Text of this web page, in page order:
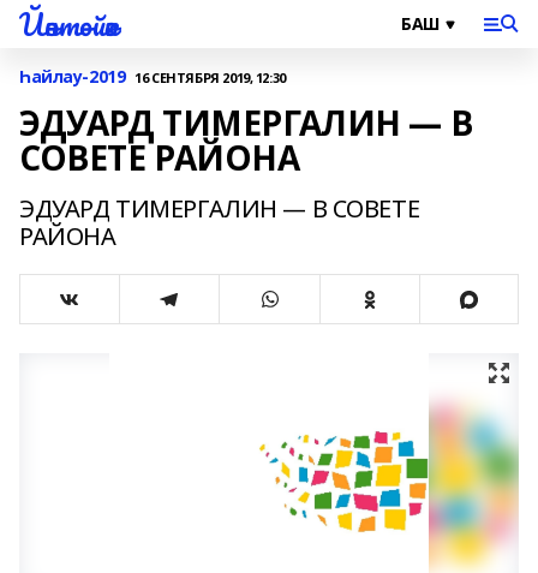
Йәнтөйәк
Һайлау-2019 16 СЕНТЯБРЯ 2019, 12:30
ЭДУАРД ТИМЕРГАЛИН — В
СОВЕТЕ РАЙОНА
ЭДУАРД ТИМЕРГАЛИН — В СОВЕТЕ
РАЙОНА